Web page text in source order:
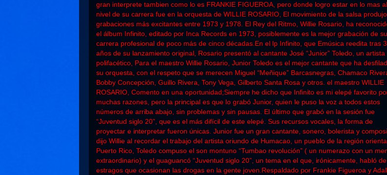
gran interprete tambien como lo es FRANKIE FIGUEROA, pero donde logro estar en lo mas
nivel de su carrera fue en la orquesta de WILLIE ROSARIO, El movimiento de la salsa
grabaciones más excitantes entre 1973 y 1978. El Rey del Ritmo, Willie Rosario, ha
el álbum Infinito, editado por Inca Records en 1973, posiblemente es la mejor grabación de su
carrera profesional de poco más de cinco décadas.En el lp Infinito, que Emúsica reedita tras
años de su lanzamiento original, Rosario presentó al cantante José “Junior” Toledo, un artista
polifacético, Para el maestro Willie Rosario, Junior Toledo es el mejor cantante que ha
su orquesta, con el respeto que se merecen Miguel “Meñique” Barcasnegras, Chamaco
Bobby Concepción, Guillo Rivera, Tony Vega, Gilberto Santa Rosa y otros. el maestro WILLIE
ROSARIO, Comento en una oportunidad;Siempre he dicho que Infinito es mi elepé favorito
muchas razones, pero la principal es que lo grabó Junior, quien le puso la voz a todos estos
números de arriba abajo, sin problemas y sin pausas. El último que grabó en la sesión fue
“Juventud siglo 20”, que es el más difícil de este elepé. Sus recursos vocales, la forma de
proyectar e interpretar fueron únicas. Junior fue un gran cantante, sonero, bolerista y
dijo Willie al recordar el trabajo del artista oriundo de Humacao, un pueblo de la región
Puerto Rico, Toledo compuso el son montuno “Tumbao revolución” ( un numerazo con un
extraordinario) y el guaguancó “Juventud siglo 20”, un tema en el que, irónicamente, habló
estragos que ocasionan las drogas en la gente joven.Respaldado por Frankie Figueroa y